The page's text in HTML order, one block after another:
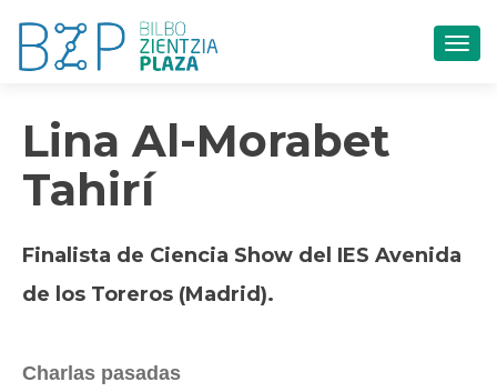
Lina Al-Morabet
Tahirí
Finalista de Ciencia Show del IES Avenida
de los Toreros (Madrid).
Charlas pasadas